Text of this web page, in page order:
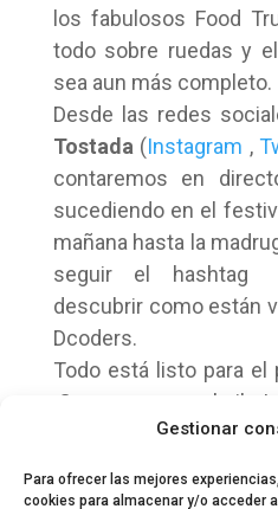
Gestionar
Para ofrecer las mejores
cookies para almacenar y/o acceder
los fabulosos Food
todo sobre ruedas y
sea aun más completo.
Desde las redes
Tostada (Instagram ,
contaremos en
sucediendo en el
mañana hasta la
seguir el hashtag
descubrir como están
Dcoders.
Todo está listo para el
¡Comencemos a bailar!